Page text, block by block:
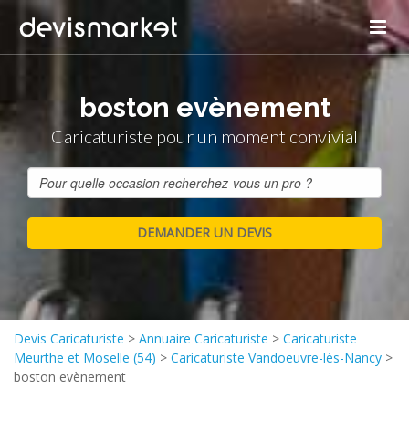
boston evènement
Caricaturiste pour un moment convivial
Devis Caricaturiste > Annuaire Caricaturiste > Caricaturiste
Meurthe et Moselle (54) > Caricaturiste Vandoeuvre-lès-Nancy >
boston evènement